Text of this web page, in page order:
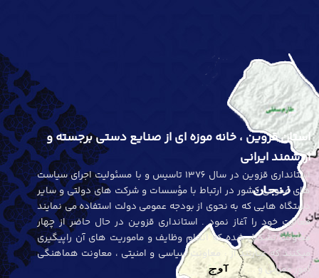
استان قزوین ، خانه موزه ای از صنایع دستی برجسته و
ارزشمند ایرانی
استانداری قزوین در سال 1376 تاسیس و با مسئولیت اجرای سیاست
های عمومی کشور در ارتباط با مؤسسات و شرکت های دولتی و سایر
دستگاه هایی که به نحوی از بودجه عمومی دولت استفاده می نمایند
فعالیت خود را آغاز نمود . استانداری قزوین در حال حاضر از چهار
معاونت تشکیل شده که انجام وظایف و ماموریت های آن راپیگیری
میکنند که عبارتند از : معاونت سیاسی و امنیتی ، معاونت هماهنگی
امور عمرانی و ...